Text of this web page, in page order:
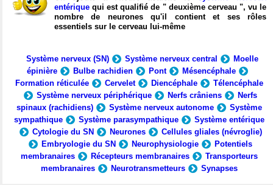
entérique qui est qualifié de " deuxième cerveau ", vu le
nombre de neurones qu'il contient et ses rôles
essentiels sur le cerveau lui-même
Système nerveux (SN) Système nerveux central
Moelle
épinière
Bulbe rachidien Pont
Mésencéphale
Formation réticulée
Cervelet Diencéphale
Télencéphale
Système nerveux périphérique
Nerfs crâniens
Nerfs
spinaux (rachidiens)
Système nerveux autonome
Système
sympathique
Système parasympathique
Système entérique
Cytologie du SN
Neurones
Cellules gliales (névroglie)
Embryologie du SN
Neurophysiologie
Potentiels
membranaires
Récepteurs membranaires
Transporteurs
membranaires
Neurotransmetteurs Synapses